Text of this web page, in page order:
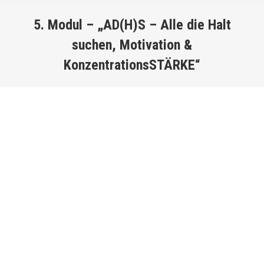
5. Modul – „AD(H)S – Alle die Halt
suchen, Motivation &
KonzentrationsSTÄRKE“